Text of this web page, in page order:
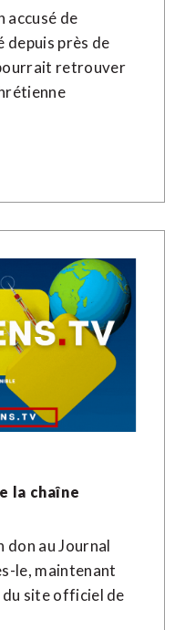
accusé de
depuis près de
retrouver
la chaîne
don au Journal
le, maintenant
site officiel de